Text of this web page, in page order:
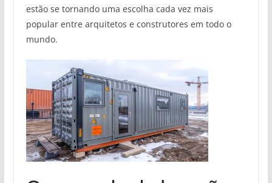
estão se tornando uma escolha cada vez mais
popular entre arquitetos e construtores em todo o
mundo.